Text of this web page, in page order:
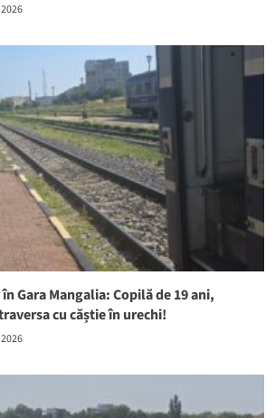
Gara Mangalia: Copilă de 19 ani,
cu căștie în urechi!